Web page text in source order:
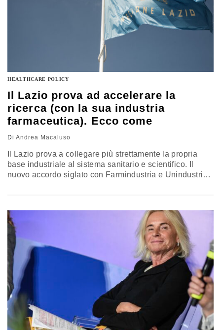
HEALTHCARE POLICY
Il Lazio prova ad accelerare la
ricerca (con la sua industria
farmaceutica). Ecco come
Di Andrea Macaluso
Il Lazio prova a collegare più strettamente la propria
base industriale al sistema sanitario e scientifico. Il
nuovo accordo siglato con Farmindustria e Unindustria